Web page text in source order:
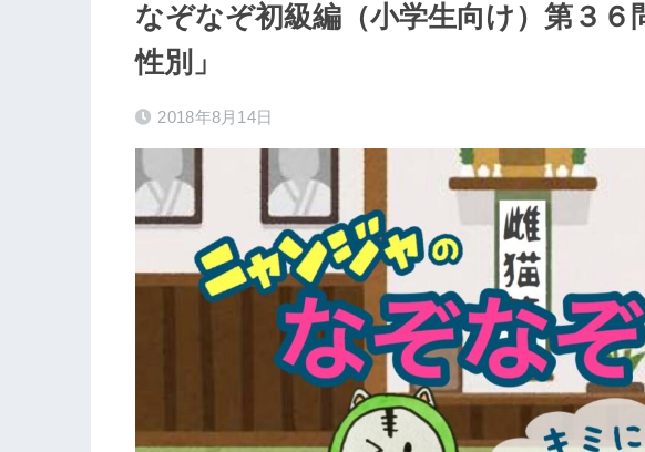
なぞなぞ初級編（小学生向け）第３
性別」
2018年8月14日